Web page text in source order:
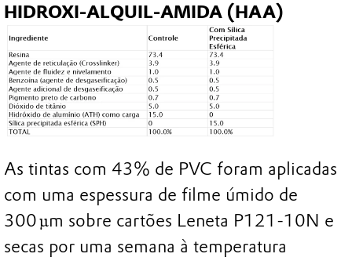
HIDROXI-ALQUIL-AMIDA (HAA)
As tintas com 43% de PVC foram aplicadas
com uma espessura de filme úmido de
300 µm sobre cartões Leneta P121-10N e
secas por uma semana à temperatura